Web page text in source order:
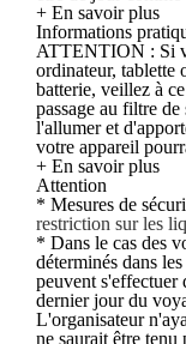
+ En savoir plus
Informations
ATTENTION : Si
ordinateur, tablette
batterie, veillez à
passage au filtre
l'allumer et
votre appareil
+ En savoir plus
Attention
* Mesures de
restriction sur les
* Dans le cas des
déterminés dans
peuvent s'effectuer
dernier jour du
L'organisateur
ne saurait être tenu